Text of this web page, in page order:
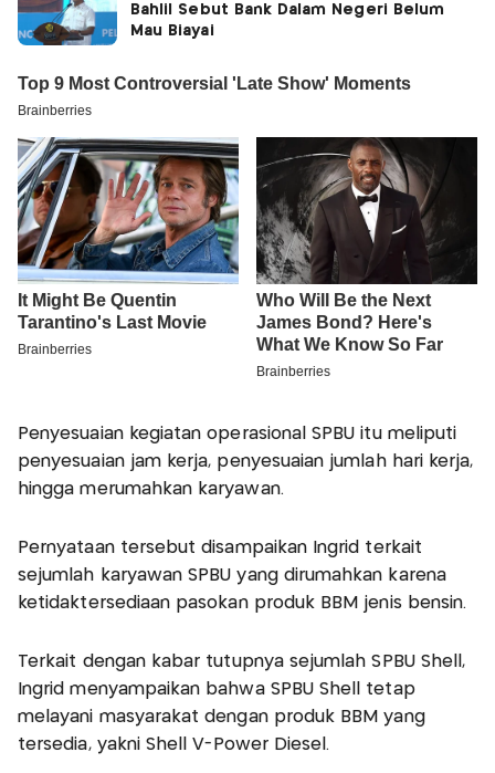
Bahlil Sebut Bank Dalam Negeri Belum
Mau Biayai
Penyesuaian kegiatan operasional SPBU itu meliputi
penyesuaian jam kerja, penyesuaian jumlah hari kerja,
hingga merumahkan karyawan.
Pernyataan tersebut disampaikan Ingrid terkait
sejumlah karyawan SPBU yang dirumahkan karena
ketidaktersediaan pasokan produk BBM jenis bensin.
Terkait dengan kabar tutupnya sejumlah SPBU Shell,
Ingrid menyampaikan bahwa SPBU Shell tetap
melayani masyarakat dengan produk BBM yang
tersedia, yakni Shell V-Power Diesel.